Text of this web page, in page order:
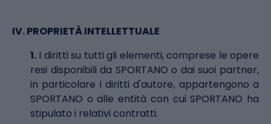
IV.PROPRIETÀ INTELLETTUALE
1. I diritti su tutti gli elementi, comprese le opere
resi disponibili da SPORTANO o dai suoi partner,
in particolare i diritti d'autore, appartengono a
SPORTANO o alle entità con cui SPORTANO ha
stipulato i relativi contratti.